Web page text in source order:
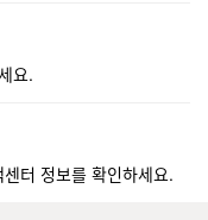
요.
터 정보를 확인하세요.